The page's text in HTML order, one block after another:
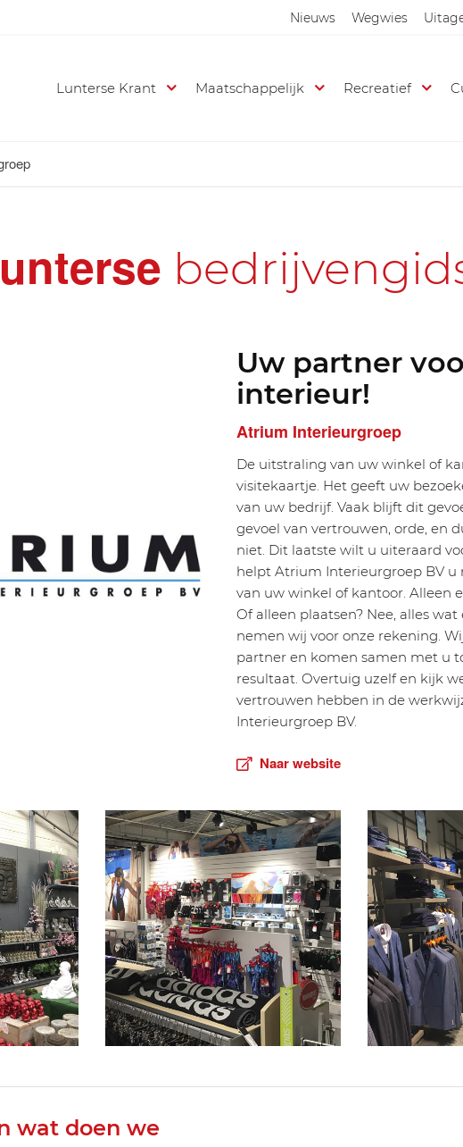
Nieuws Wegwies
Lunterse Krant Maatschappelijk Recreatief
Uw partner
interieur!
Atrium Interieurgroep
De uitstraling van uw winkel of
visitekaartje. Het geeft uw
van uw bedrijf. Vaak blijft dit
gevoel van vertrouwen, orde, en
niet. Dit laatste wilt u uiteraard
helpt Atrium Interieurgroep BV
van uw winkel of kantoor. Alleen
Of alleen plaatsen? Nee, alles
nemen wij voor onze rekening.
partner en komen samen met u
resultaat. Overtuig uzelf en kijk
vertrouwen hebben in de
Interieurgroep BV.
Naar website
wat doen we